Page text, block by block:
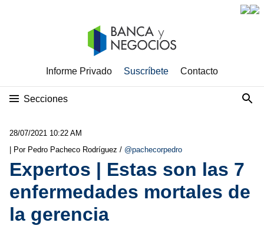
Informe Privado Suscríbete Contacto
Secciones
28/07/2021 10:22 AM
| Por Pedro Pacheco Rodríguez / @pachecorpedro
Expertos | Estas son las 7
enfermedades mortales de
la gerencia